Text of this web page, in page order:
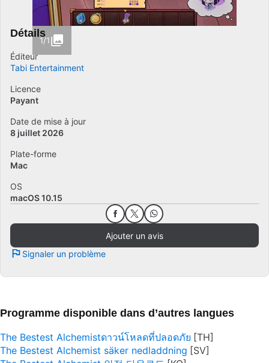
1/1
Détails
Éditeur
Tabi Entertainment
Licence
Payant
Date de mise à jour
8 juillet 2026
Plate-forme
Mac
OS
macOS 10.15
Ajouter un avis
Signaler un problème
Programme disponible dans d’autres langues
The Bestest Alchemistดาวน์โหลดที่ปลอดภัย
The Bestest Alchemist säker nedladdning